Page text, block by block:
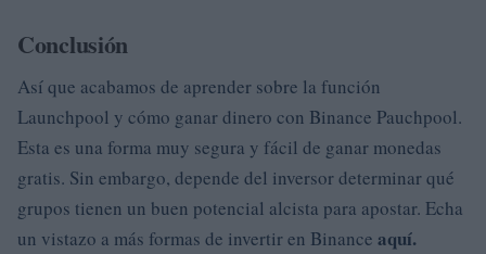
Conclusión
Así que acabamos de aprender sobre la función
Launchpool y cómo ganar dinero con Binance Pauchpool.
Esta es una forma muy segura y fácil de ganar monedas
gratis. Sin embargo, depende del inversor determinar qué
grupos tienen un buen potencial alcista para apostar. Echa
un vistazo a más formas de invertir en Binance aquí.